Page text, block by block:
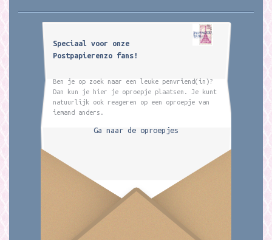
Speciaal voor onze
Postpapierenzo fans!
Ben je op zoek naar een leuke penvriend(in)?
Dan kun je hier je oproepje plaatsen. Je kunt
natuurlijk ook reageren op een oproepje van
iemand anders.
Ga naar de oproepjes